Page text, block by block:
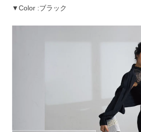
▼Color :ブラック